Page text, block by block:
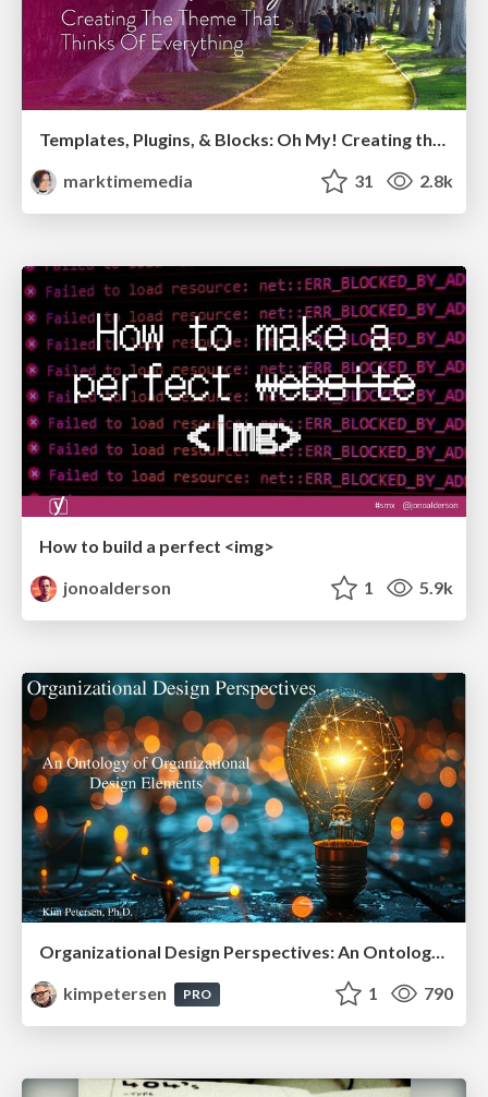
Templates, Plugins, & Blocks: Oh My! Creating the theme that thinks of everything
marktimemedia
31 2.8k
How to build a perfect <img>
jonoalderson
1 5.9k
Organizational Design Perspectives: An Ontology of Organizational Design Elements
kimpetersen
PRO 1 790